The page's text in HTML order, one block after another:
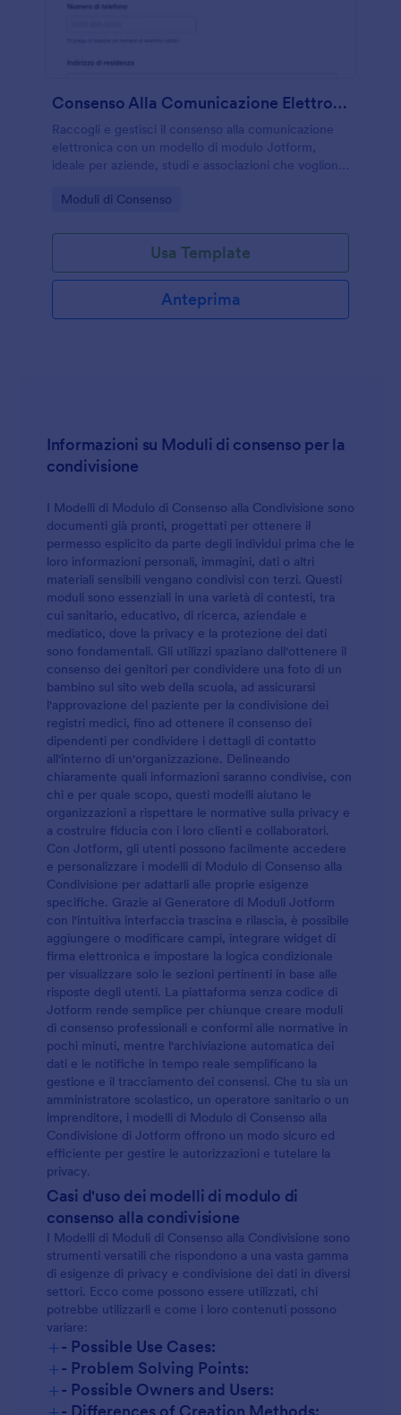
Consenso Alla Comunicazione Elettronica Modulo
Raccogli e gestisci il consenso alla comunicazione
elettronica con un modello di modulo Jotform,
ideale per aziende, studi e associazioni che vogliono
online.
Go to Category:
Moduli di Consenso
Usa Template
Anteprima
Informazioni su Moduli di consenso per la
condivisione
I Modelli di Modulo di Consenso alla Condivisione sono
documenti già pronti, progettati per ottenere il
permesso esplicito da parte degli individui prima che le
loro informazioni personali, immagini, dati o altri
materiali sensibili vengano condivisi con terzi. Questi
moduli sono essenziali in una varietà di contesti, tra
cui sanitario, educativo, di ricerca, aziendale e
mediatico, dove la privacy e la protezione dei dati
sono fondamentali. Gli utilizzi spaziano dall'ottenere il
consenso dei genitori per condividere una foto di un
bambino sul sito web della scuola, ad assicurarsi
l'approvazione del paziente per la condivisione dei
registri medici, fino ad ottenere il consenso dei
dipendenti per condividere i dettagli di contatto
all'interno di un'organizzazione. Delineando
chiaramente quali informazioni saranno condivise, con
chi e per quale scopo, questi modelli aiutano le
organizzazioni a rispettare le normative sulla privacy e
a costruire fiducia con i loro clienti e collaboratori.
Con Jotform, gli utenti possono facilmente accedere
e personalizzare i modelli di Modulo di Consenso alla
Condivisione per adattarli alle proprie esigenze
specifiche. Grazie al Generatore di Moduli Jotform
con l'intuitiva interfaccia trascina e rilascia, è possibile
aggiungere o modificare campi, integrare widget di
firma elettronica e impostare la logica condizionale
per visualizzare solo le sezioni pertinenti in base alle
risposte degli utenti. La piattaforma senza codice di
Jotform rende semplice per chiunque creare moduli
di consenso professionali e conformi alle normative in
pochi minuti, mentre l'archiviazione automatica dei
dati e le notifiche in tempo reale semplificano la
gestione e il tracciamento dei consensi. Che tu sia un
amministratore scolastico, un operatore sanitario o un
imprenditore, i modelli di Modulo di Consenso alla
Condivisione di Jotform offrono un modo sicuro ed
efficiente per gestire le autorizzazioni e tutelare la
privacy.
Casi d'uso dei modelli di modulo di
consenso alla condivisione
I Modelli di Moduli di Consenso alla Condivisione sono
strumenti versatili che rispondono a una vasta gamma
di esigenze di privacy e condivisione dei dati in diversi
settori. Ecco come possono essere utilizzati, chi
potrebbe utilizzarli e come i loro contenuti possono
variare:
+- Possible Use Cases:
+- Problem Solving Points:
+- Possible Owners and Users: